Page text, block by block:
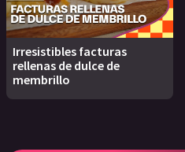
Irresistibles facturas
rellenas de dulce de
membrillo